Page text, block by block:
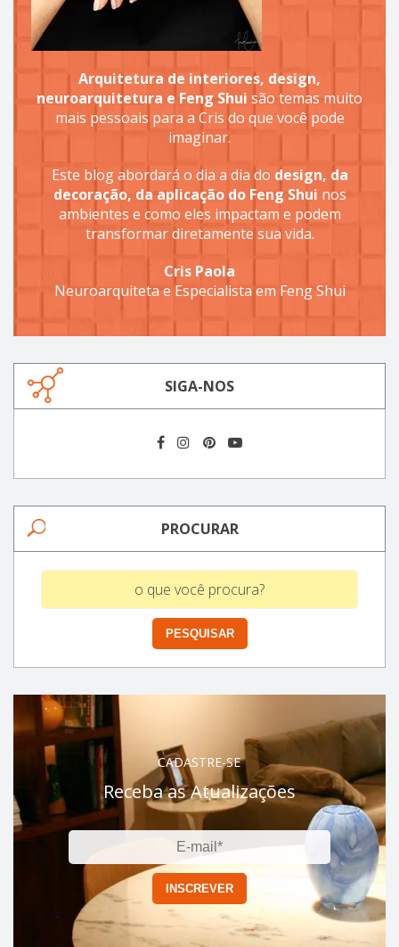
Arquitetura de interiores, design,
neuroarquitetura e Feng Shui são temas muito
mais pessoais para a Cris do que você pode
imaginar.
Este blog abordará o dia a dia do design, da
decoração, da aplicação do Feng Shui nos
ambientes e como eles impactam e podem
transformar diretamente sua vida.
Cris Paola
Neuroarquiteta e Especialista em Feng Shui
SIGA-NOS
PROCURAR
CADASTRE-SE
Receba as Atualizações